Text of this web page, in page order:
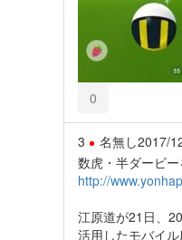
0
3 名無し2017/
数虎・半ダービ
http://
江原道が21日、
活用したモバイ